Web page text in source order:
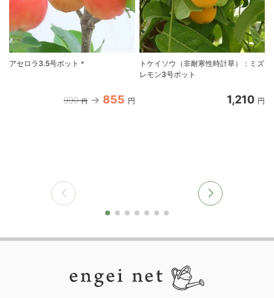
アセロラ3.5号ポット＊
990 円 855 円
トケイソウ（非耐寒性時計草）：ミズ
レモン3号ポット
1,210 円